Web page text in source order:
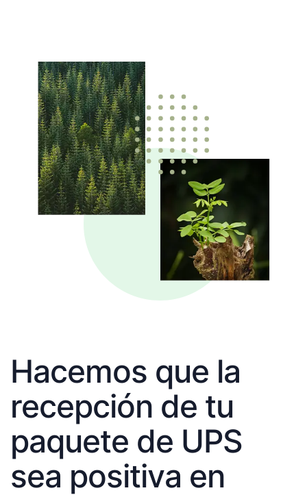
Hacemos que la
recepción de tu
paquete de UPS
sea positiva en